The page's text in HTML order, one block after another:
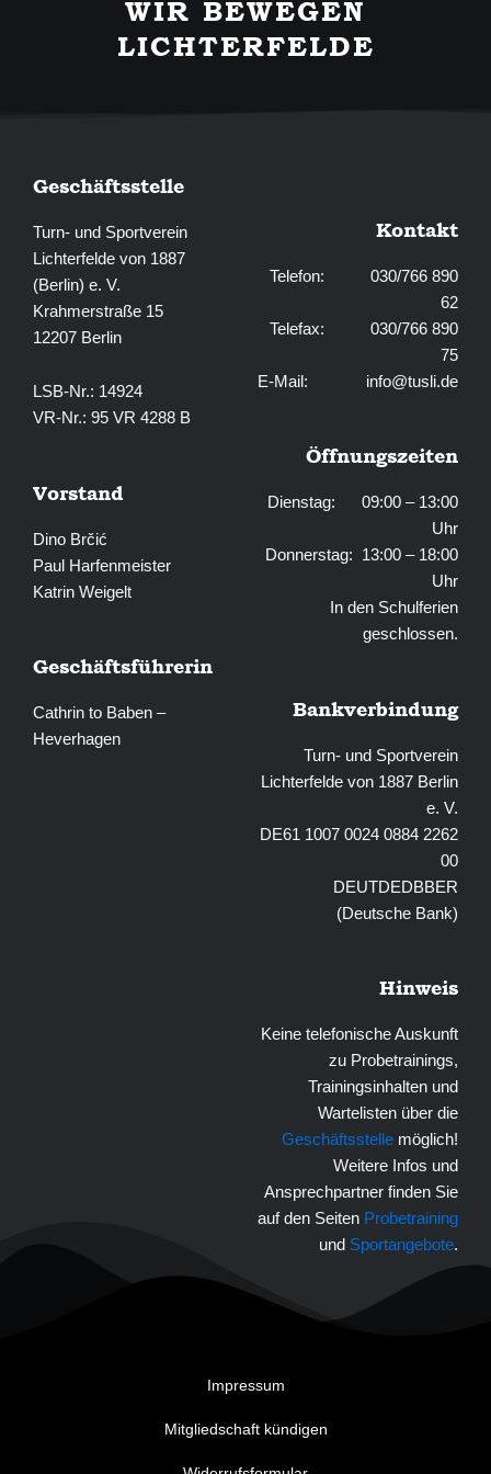
o
o
k
-
g
r
a
m
WIR BEWEGEN
LICHTERFELDE
Geschäftsstelle
Turn- und Sportverein
Lichterfelde von 1887
(Berlin) e. V.
Krahmerstraße 15
12207 Berlin
LSB-Nr.: 14924
VR-Nr.: 95 VR 4288 B
Vorstand
Dino Brčić
Paul Harfenmeister
Katrin Weigelt
Geschäftsführerin
Cathrin to Baben –
Heverhagen
Kontakt
Telefon: 030/766 890
62
Telefax: 030/766 890
75
E-Mail: info@tusli.de
Öffnungszeiten
Dienstag: 09:00 – 13:00
Uhr
Donnerstag: 13:00 – 18:00
Uhr
In den Schulferien
geschlossen.
Bankverbindung
Turn- und Sportverein
Lichterfelde von 1887 Berlin
e. V.
DE61 1007 0024 0884 2262
00
DEUTDEDBBER
(Deutsche Bank)
Hinweis
Keine telefonische Auskunft
zu Probetrainings,
Trainingsinhalten und
Wartelisten über die
Geschäftsstelle möglich!
Weitere Infos und
Ansprechpartner finden Sie
auf den Seiten Probetraining
und Sportangebote.
Impressum
Mitgliedschaft kündigen